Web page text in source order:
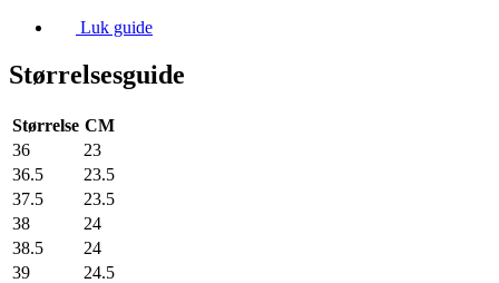
Luk guide
Størrelsesguide
Størrelse CM
36
23
36.5
23.5
37.5
23.5
38
24
38.5
24
39
24.5